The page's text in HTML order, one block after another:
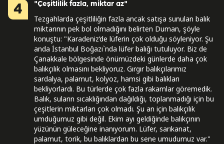
4 "Çeşitlilik fazla, miktar az"
Tezgahlarda çeşitliliğin fazla ancak satışa sunulan balık
miktarının pek bol olmadığını belirten Duman, şöyle
konuştu: "Karadeniz’de lüferin çok olduğu söyleniyor. Şu
anda İstanbul Boğazı`nda lüfer balığı tutuluyor. Biz de
Çanakkale bölgesinde önümüzdeki günlerde daha çok
balıkçılık olmasını bekliyoruz. Gırgır balıkçılarımız
sardalya, palamut, kolyoz, hamsi gibi balıkları
bekliyorlardı. Bu türlerde çok fazla rakamlar göremedik.
Balık, suların sıcaklığından dağıldığı, toplanmadığı için bu
çeşitlerin miktarları çok olmadı. Şu an için balıkçılık
umduğumuz gibi değil. Ekim ayı geldiğinde balıkçının
yüzünün güleceğine inanıyorum. Lüfer, sarıkanat,
palamut, torik, bu balıklardan bu sene umudumuz var."